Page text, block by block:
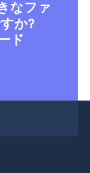
なファ
か?
ド